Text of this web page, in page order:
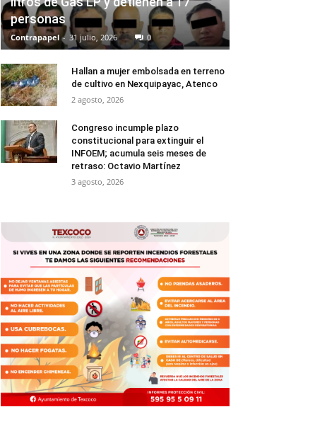
personas
Contrapapel - 31 julio, 2026 0
Hallan a mujer embolsada en terreno
de cultivo en Nexquipayac, Atenco
2 agosto, 2026
Congreso incumple plazo
constitucional para extinguir el
INFOEM; acumula seis meses de
retraso: Octavio Martínez
3 agosto, 2026